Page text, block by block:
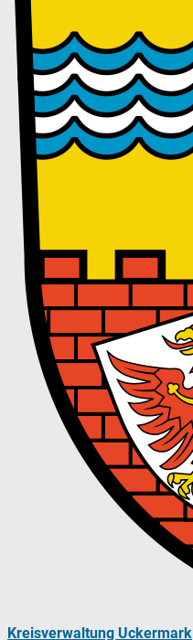
Kreisverwaltung Uckermark